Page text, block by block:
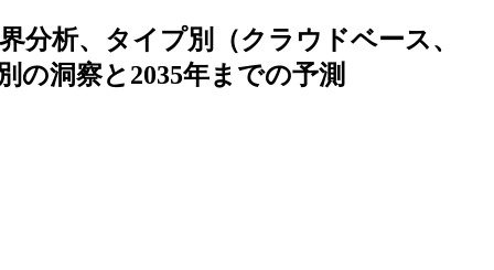
析、タイプ別（クラウドベース、
の洞察と2035年までの予測